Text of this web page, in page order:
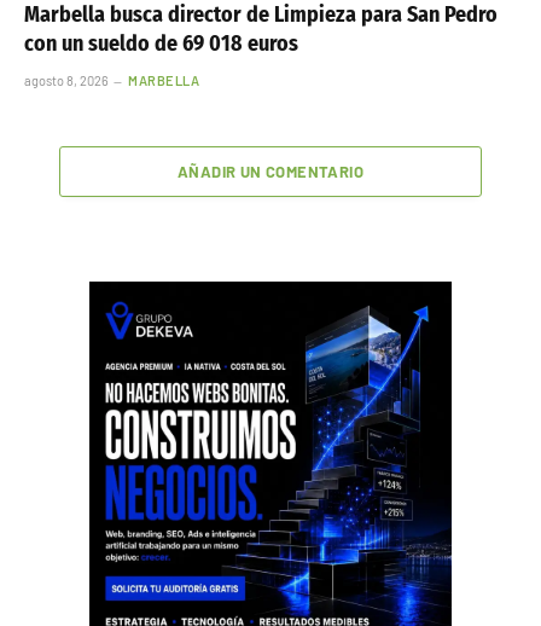
Marbella busca director de Limpieza para San Pedro
con un sueldo de 69 018 euros
agosto 8, 2026 MARBELLA
AÑADIR UN COMENTARIO